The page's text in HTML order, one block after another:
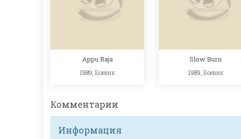
Appu Raja
1989, Боевик
Slow Burn
1989, Боевик
Комментарии
Информация